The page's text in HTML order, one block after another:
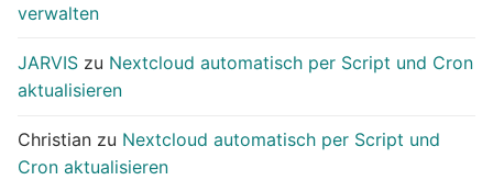
verwalten
JARVIS zu Nextcloud automatisch per Script und Cron
aktualisieren
Christian zu Nextcloud automatisch per Script und
Cron aktualisieren